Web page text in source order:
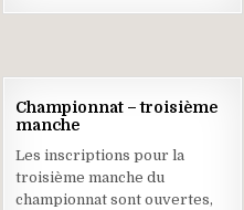
18
Championnat – troisième
manche
Les inscriptions pour la
troisième manche du
championnat sont ouvertes,